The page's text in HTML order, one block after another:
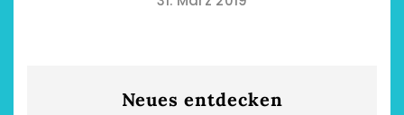
Neues entdecken